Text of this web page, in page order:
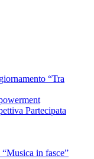
“Tra
Partecipata
in fasce”